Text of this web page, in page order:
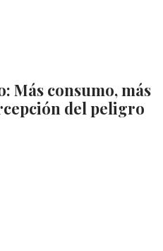
Más consumo, más
del peligro